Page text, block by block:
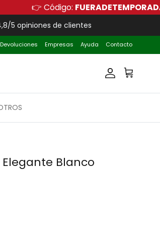
la web 👉 Código:
4,8/5 opiniones de clientes
Devoluciones Empresas Ayuda Contacto
Cuenta Carrito
Blanco